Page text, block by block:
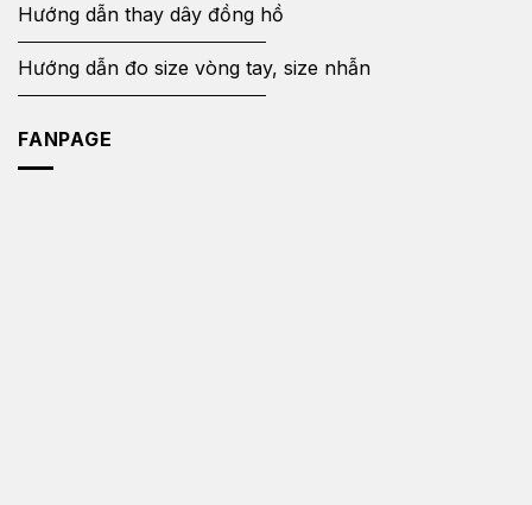
Hướng dẫn thay dây đồng hồ
Hướng dẫn đo size vòng tay, size nhẫn
FANPAGE